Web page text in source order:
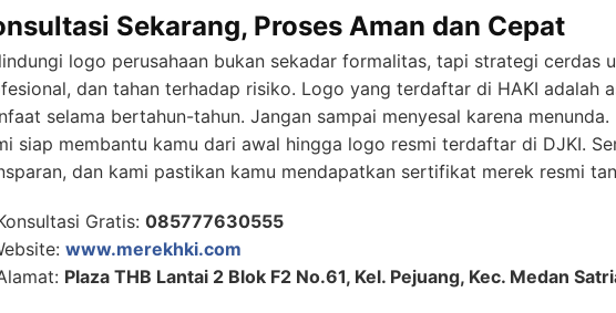
Sekarang, Proses Aman dan Cepat
logo perusahaan bukan sekadar formalitas, tapi strategi cerdas
dan tahan terhadap risiko. Logo yang terdaftar di HAKI adalah
selama bertahun-tahun. Jangan sampai menyesal karena menunda.
siap membantu kamu dari awal hingga logo resmi terdaftar di DJKI.
dan kami pastikan kamu mendapatkan sertifikat merek resmi
Gratis: 085777630555
www.merekhki.com
Plaza THB Lantai 2 Blok F2 No.61, Kel. Pejuang, Kec. Medan